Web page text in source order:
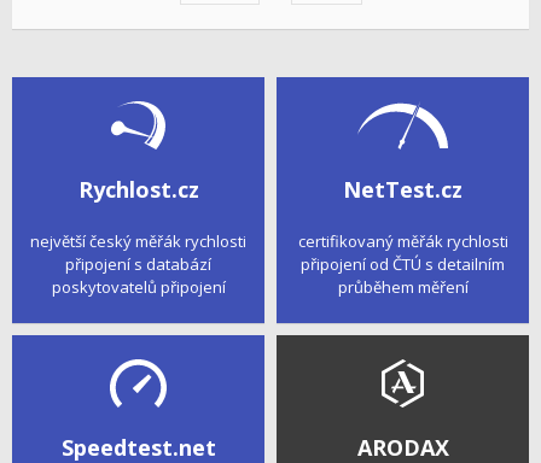
Rychlost.cz
největší český měřák rychlosti
připojení s databází
poskytovatelů připojení
NetTest.cz
certifikovaný měřák rychlosti
připojení od ČTÚ s detailním
průběhem měření
Speedtest.net ARODAX